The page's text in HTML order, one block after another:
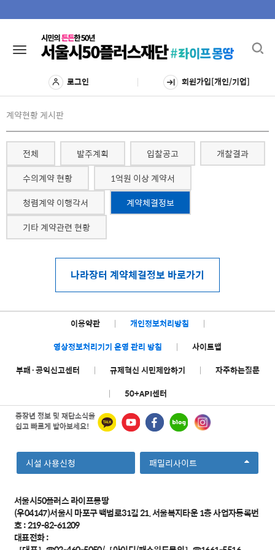
Toggle
navigation
로그인 회원가입[개인/기업]
계약현황 게시판
전체 발주계획 입찰공고
개찰결과
수의계약 현황
1억원 이상 계약서
청렴계약 이행각서
계약체결정보
기타 계약관련 현황
나라장터 계약체결정보 바로가기
이용약관 | 개인정보처리방침
|
영상정보처리기기 운영 관리 방침
|
사이트맵
부패·공익신고센터
| 규제혁신 시민제안하기 |
자주하는질문
|
50+API센터
중장년 정보 및 재단소식을
쉽고 빠르게 받아보세요!
시설 사용신청 패밀리사이트선
택
서울시50플러스 라이프몽땅
(우04147)서울시 마포구 백범로31길 21, 서울복지타운 1층 사업자등록번
호 : 219-82-61209
대표전화 :